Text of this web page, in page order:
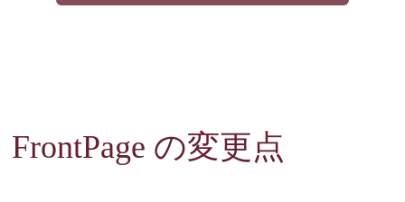
FrontPage の変更点